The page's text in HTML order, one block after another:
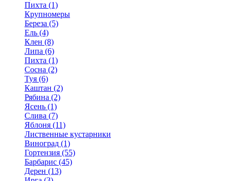
Пихта (1)
Крупномеры
Береза (5)
Ель (4)
Клен (8)
Липа (6)
Пихта (1)
Сосна (2)
Туя (6)
Каштан (2)
Рябина (2)
Ясень (1)
Слива (7)
Яблоня (11)
Лиственные кустарники
Виноград (1)
Гортензия (55)
Барбарис (45)
Дерен (13)